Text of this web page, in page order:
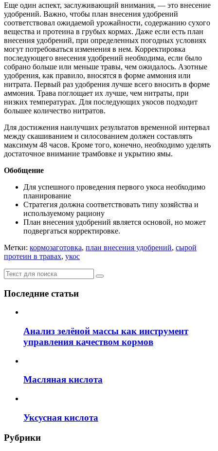
Еще один аспект, заслуживающий внимания, — это внесение
удобрений. Важно, чтобы план внесения удобрений
соответствовал ожидаемой урожайности, содержанию сухого
вещества и протеина в грубых кормах. Даже если есть план
внесения удобрений, при определенных погодных условиях
могут потребоваться изменения в нем. Корректировка
последующего внесения удобрений необходима, если было
собрано больше или меньше травы, чем ожидалось. Азотные
удобрения, как правило, вносятся в форме аммония или
нитрата. Первый раз удобрения лучше всего вносить в форме
аммония. Трава поглощает их лучше, чем нитраты, при
низких температурах. Для последующих укосов подходит
большее количество нитратов.
Для достижения наилучших результатов временной интервал
между скашиванием и силосованием должен составлять
максимум 48 часов. Кроме того, конечно, необходимо уделять
достаточное внимание трамбовке и укрытию ямы.
Обобщение
Для успешного проведения первого укоса необходимо
планирование
Стратегия должна соответствовать типу хозяйства и
используемому рациону
План внесения удобрений является основой, но может
подвергаться корректировке.
Метки: кормозаготовка, план внесения удобрений, сырой
протеин в травах, укос
Последние статьи
Анализ зелёной массы как инструмент
управления качеством кормов
Масляная кислота
Уксусная кислота
Рубрики